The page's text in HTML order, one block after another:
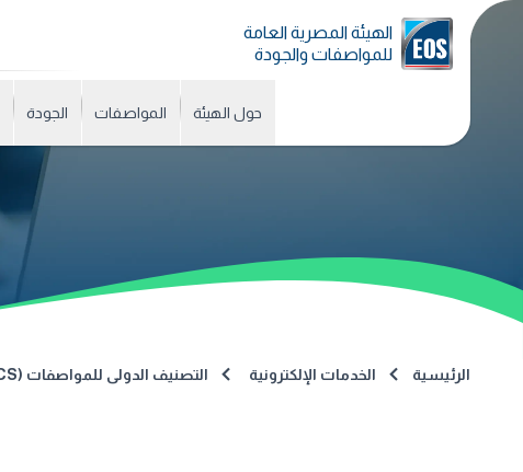
الهيئة المصرية العامة
للمواصفات والجودة
حول الهيئة المواصفات الجودة
الرئيسية الخدمات الإلكترونية التصنيف الدولى للمواصفات (ICS)